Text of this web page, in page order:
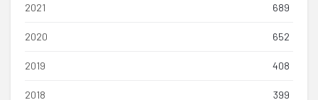
2021 689
2020 652
2019 408
2018 399